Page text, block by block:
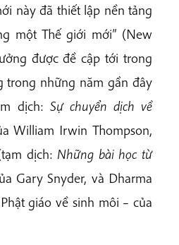
này đã thiết lập nền tảng
một Thế giới mới” (New
được đề cập tới trong
trong những năm gần đây
dịch: Sự chuyển dịch về
William Irwin Thompson,
dịch: Những bài học từ
Gary Snyder, và Dharma
giáo về sinh môi – của